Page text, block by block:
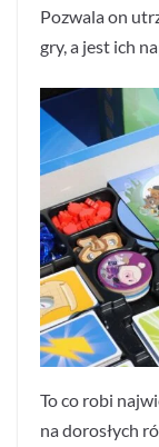
Pozwala on
gry, a jest ich
To co robi
na dorosłych